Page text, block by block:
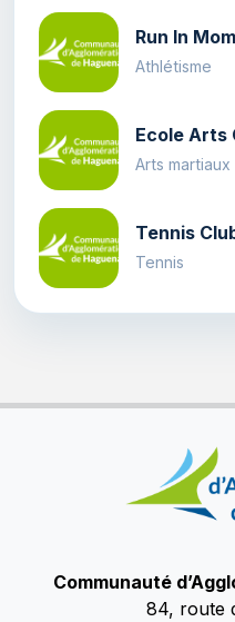
Run In
Athlétisme
Ecole Arts
Arts martiaux
Tennis
Tennis
Communauté
84, route